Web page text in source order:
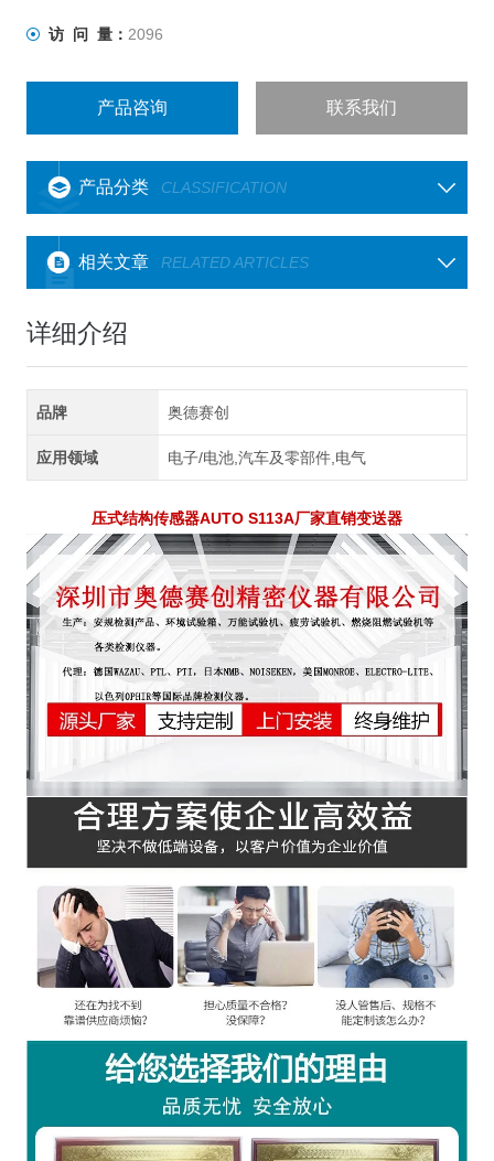
访 问 量： 2096
产品咨询 联系我们
产品分类 CLASSIFICATION
相关文章 RELATED ARTICLES
详细介绍
品牌 奥德赛创
应用领域 电子/电池,汽车及零部件,电气
压式结构传感器AUTO S113A厂家直销变送器